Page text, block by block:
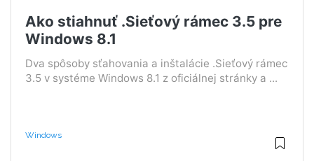
Ako stiahnuť .Sieťový rámec 3.5 pre
Windows 8.1
Dva spôsoby sťahovania a inštalácie .Sieťový rámec
3.5 v systéme Windows 8.1 z oficiálnej stránky a ...
Windows